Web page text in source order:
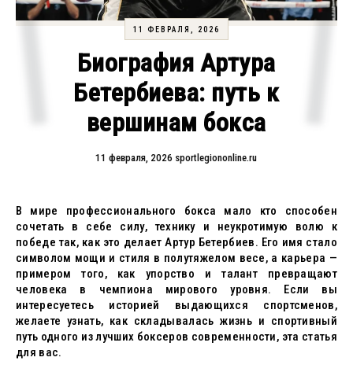
11 ФЕВРАЛЯ, 2026
Биография Артура
Бетербиева: путь к
вершинам бокса
11 февраля, 2026 sportlegiononline.ru
В мире профессионального бокса мало кто способен
сочетать в себе силу, технику и неукротимую волю к
победе так, как это делает Артур Бетербиев. Его имя стало
символом мощи и стиля в полутяжелом весе, а карьера —
примером того, как упорство и талант превращают
человека в чемпиона мирового уровня. Если вы
интересуетесь историей выдающихся спортсменов,
желаете узнать, как складывалась жизнь и спортивный
путь одного из лучших боксеров современности, эта статья
для вас.